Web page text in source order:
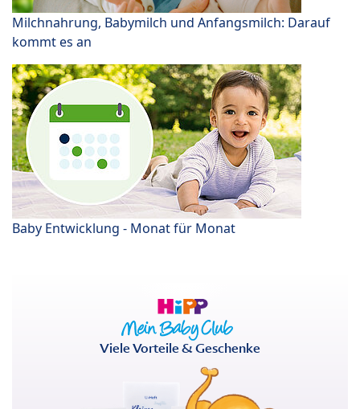
Milchnahrung, Babymilch und Anfangsmilch: Darauf
kommt es an
Baby Entwicklung - Monat für Monat
Viele Vorteile & Geschenke